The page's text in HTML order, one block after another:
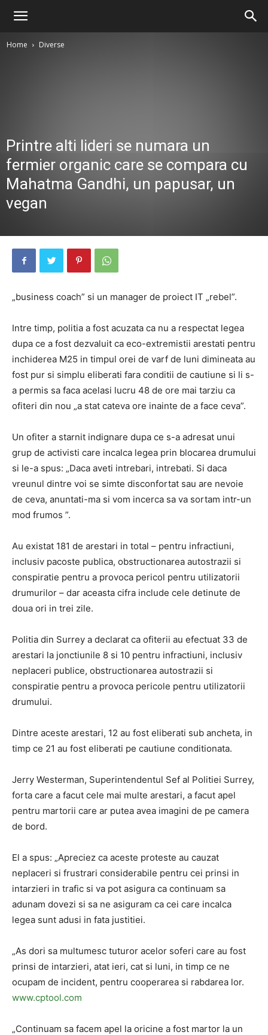
Home Diverse
Printre alti lideri se numara un
fermier organic care se compara cu
Mahatma Gandhi, un papusar, un
vegan
„business coach” si un manager de proiect IT „rebel”.
Intre timp, politia a fost acuzata ca nu a respectat legea
dupa ce a fost dezvaluit ca eco-extremistii arestati pentru
inchiderea M25 in timpul orei de varf de luni dimineata au
fost pur si simplu eliberati fara conditii de cautiune si li s-
a permis sa faca acelasi lucru 48 de ore mai tarziu ca
ofiteri din nou „a stat cateva ore inainte de a face ceva”.
Un ofiter a starnit indignare dupa ce s-a adresat unui
grup de activisti care incalca legea prin blocarea drumului
si le-a spus: „Daca aveti intrebari, intrebati. Si daca
vreunul dintre voi se simte disconfortat sau are nevoie
de ceva, anuntati-ma si vom incerca sa va sortam intr-un
mod frumos ”.
Au existat 181 de arestari in total – pentru infractiuni,
inclusiv pacoste publica, obstructionarea autostrazii si
conspiratie pentru a provoca pericol pentru utilizatorii
drumurilor – dar aceasta cifra include cele detinute de
doua ori in trei zile.
Politia din Surrey a declarat ca ofiterii au efectuat 33 de
arestari la jonctiunile 8 si 10 pentru infractiuni, inclusiv
neplaceri publice, obstructionarea autostrazii si
conspiratie pentru a provoca pericole pentru utilizatorii
drumului.
Dintre aceste arestari, 12 au fost eliberati sub ancheta, in
timp ce 21 au fost eliberati pe cautiune conditionata.
Jerry Westerman, Superintendentul Sef al Politiei Surrey,
forta care a facut cele mai multe arestari, a facut apel
pentru martorii care ar putea avea imagini de pe camera
de bord.
El a spus: „Apreciez ca aceste proteste au cauzat
neplaceri si frustrari considerabile pentru cei prinsi in
intarzieri in trafic si va pot asigura ca continuam sa
adunam dovezi si sa ne asiguram ca cei care incalca
legea sunt adusi in fata justitiei.
„As dori sa multumesc tuturor acelor soferi care au fost
prinsi de intarzieri, atat ieri, cat si luni, in timp ce ne
ocupam de incident, pentru cooperarea si rabdarea lor.
www.cptool.com
„Continuam sa facem apel la oricine a fost martor la un